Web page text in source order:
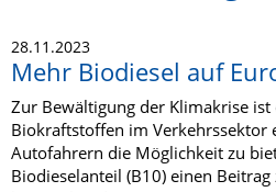
28.11.2023
Mehr Biodiesel auf
Zur Bewältigung der Klimakrise
Biokraftstoffen im Verkehrssektor
Autofahrern die Möglichkeit zu
Biodieselanteil (B10) einen